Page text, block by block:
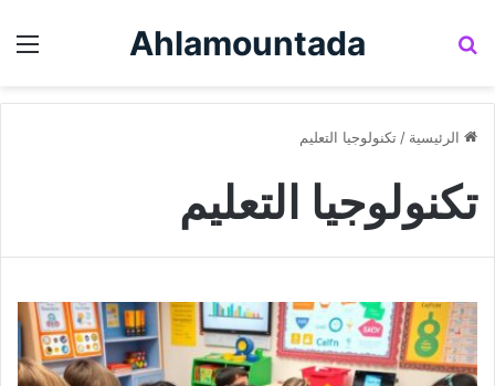
Ahlamountada
الرئيسية / تكنولوجيا التعليم
تكنولوجيا التعليم